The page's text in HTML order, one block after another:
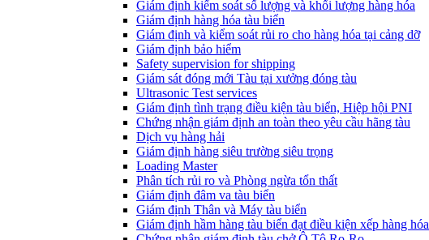
Giám định kiểm soát số lượng và khối lượng hàng hóa
Giám định hàng hóa tàu biển
Giám định và kiểm soát rủi ro cho hàng hóa tại cảng dỡ
Giám định bảo hiểm
Safety supervision for shipping
Giám sát đóng mới Tàu tại xưởng đóng tàu
Ultrasonic Test services
Giám định tình trạng điều kiện tàu biển, Hiệp hội PNI
Chứng nhận giám định an toàn theo yêu cầu hãng tàu
Dịch vụ hàng hải
Giám định hàng siêu trường siêu trọng
Loading Master
Phân tích rủi ro và Phòng ngừa tổn thất
​Giám định đâm va tàu biển
Giám định Thân và Máy tàu biển
​Giám định hầm hàng tàu biển đạt điều kiện xếp hàng hóa